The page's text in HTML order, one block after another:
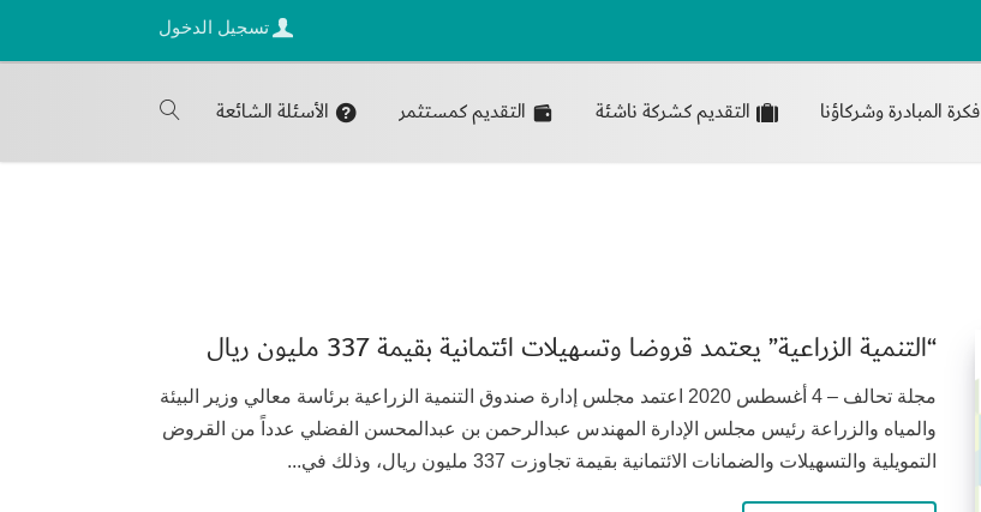
تسجيل الدخول
فكرة المبادرة وشركاؤنا التقديم كشركة ناشئة التقديم كمستثمر الأسئلة الشائعة
“التنمية الزراعية” يعتمد قروضا وتسهيلات ائتمانية بقيمة 337 مليون ريال
مجلة تحالف – 4 أغسطس 2020 اعتمد مجلس إدارة صندوق التنمية الزراعية برئاسة معالي وزير البيئة
والمياه والزراعة رئيس مجلس الإدارة المهندس عبدالرحمن بن عبدالمحسن الفضلي عدداً من القروض
التمويلية والتسهيلات والضمانات الائتمانية بقيمة تجاوزت 337 مليون ريال، وذلك في...